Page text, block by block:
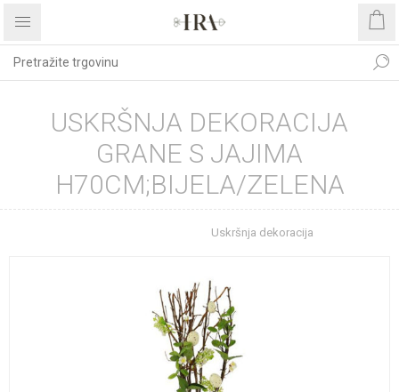
USKRŠNJA DEKORACIJA
GRANE S JAJIMA
H70CM;BIJELA/ZELENA
Uskršnja dekoracija